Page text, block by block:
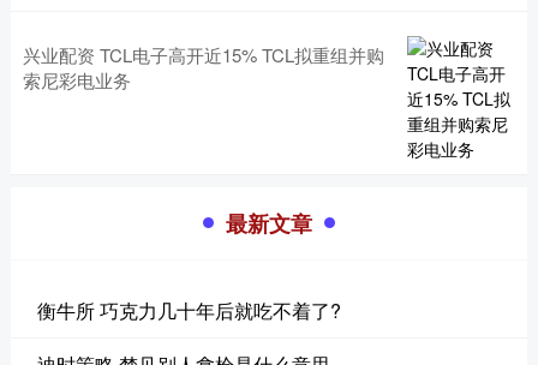
兴业配资 TCL电子高开近15% TCL拟重组并购
索尼彩电业务
最新文章
衡牛所 巧克力几十年后就吃不着了?